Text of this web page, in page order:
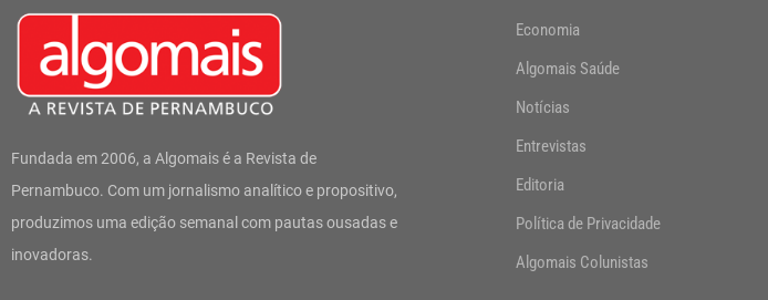
Fundada em 2006, a Algomais é a Revista de
Pernambuco. Com um jornalismo analítico e propositivo,
produzimos uma edição semanal com pautas ousadas e
inovadoras.
Economia
Algomais Saúde
Notícias
Entrevistas
Editoria
Política de Privacidade
Algomais Colunistas